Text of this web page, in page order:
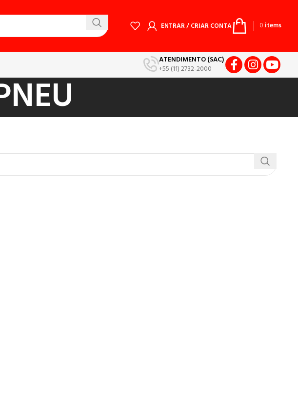
ENTRAR / CRIAR CONTA 0 items
ATENDIMENTO (SAC)
+55 (11) 2732-2000